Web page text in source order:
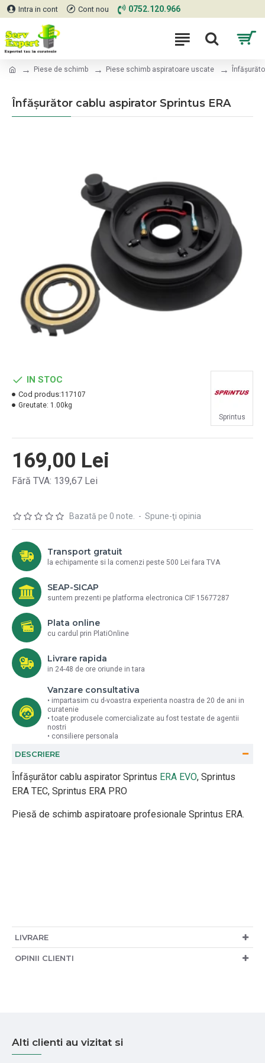
Intra in cont Cont nou 0752.120.966
Piese de schimb Piese schimb aspiratoare uscate
Înfășurător cablu aspirator Sprintus ERA
Bazată pe 0 note. - Spune-ţi opinia
169,00 Lei
Fără TVA: 139,67 Lei
IN STOC
Cod produs:117107
Greutate: 1.00kg
Sprintus
Transport gratuit
la echipamente si la comenzi peste 500 Lei fara TVA
SEAP-SICAP
suntem prezenti pe platforma electronica CIF 15677287
Plata online
cu cardul prin PlatiOnline
Livrare rapida
in 24-48 de ore oriunde in tara
Vanzare consultativa
• impartasim cu d-voastra experienta noastra de 20 de ani in
curatenie
• toate produsele comercializate au fost testate de agentii
nostri
• consiliere personala
DESCRIERE
Înfășurător cablu aspirator Sprintus ERA EVO, Sprintus
ERA TEC, Sprintus ERA PRO
Piesă de schimb aspiratoare profesionale Sprintus ERA.
LIVRARE
OPINII CLIENTI
Alti clienti au vizitat si